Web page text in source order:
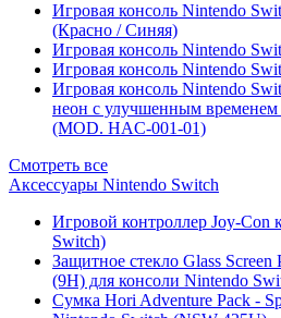
Игровая консоль Nintendo
(Красно / Синяя)
Игровая консоль Nintendo
Игровая консоль Nintendo
Игровая консоль Nintendo
неон с улучшенным
(MOD. HAC-001-01)
Смотреть все
Аксессуары Nintendo Switch
Игровой контроллер Joy-Con
Switch)
Защитное стекло Glass Screen
(9H) для консоли Nintendo
Сумка Hori Adventure Pack -